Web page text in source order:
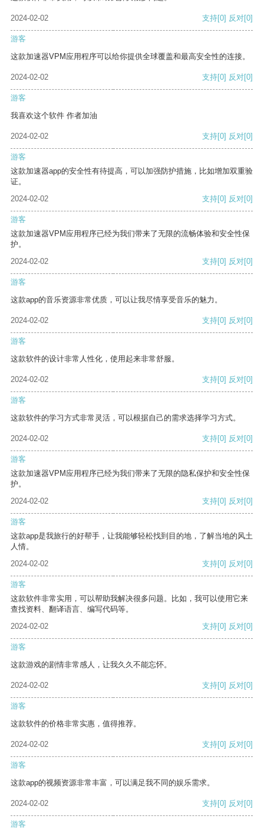
2024-02-02 支持[0] 反对[0]
游客
这款加速器VPM应用程序可以给你提供全球覆盖和最高安全性的连接。
2024-02-02 支持[0] 反对[0]
游客
我喜欢这个软件 作者加油
2024-02-02 支持[0] 反对[0]
游客
这款加速器app的安全性有待提高，可以加强防护措施，比如增加双重验
证。
2024-02-02
支持[0] 反对[0]
游客
这款加速器VPM应用程序已经为我们带来了无限的流畅体验和安全性保
护。
2024-02-02
支持[0] 反对[0]
游客
这款app的音乐资源非常优质，可以让我尽情享受音乐的魅力。
2024-02-02 支持[0] 反对[0]
游客
这款软件的设计非常人性化，使用起来非常舒服。
2024-02-02 支持[0] 反对[0]
游客
这款软件的学习方式非常灵活，可以根据自己的需求选择学习方式。
2024-02-02 支持[0] 反对[0]
游客
这款加速器VPM应用程序已经为我们带来了无限的隐私保护和安全性保
护。
2024-02-02
支持[0] 反对[0]
游客
这款app是我旅行的好帮手，让我能够轻松找到目的地，了解当地的风土
人情。
2024-02-02
支持[0] 反对[0]
游客
这款软件非常实用，可以帮助我解决很多问题。比如，我可以使用它来
查找资料、翻译语言、编写代码等。
2024-02-02
支持[0] 反对[0]
游客
这款游戏的剧情非常感人，让我久久不能忘怀。
2024-02-02 支持[0] 反对[0]
游客
这款软件的价格非常实惠，值得推荐。
2024-02-02 支持[0] 反对[0]
游客
这款app的视频资源非常丰富，可以满足我不同的娱乐需求。
2024-02-02 支持[0] 反对[0]
游客